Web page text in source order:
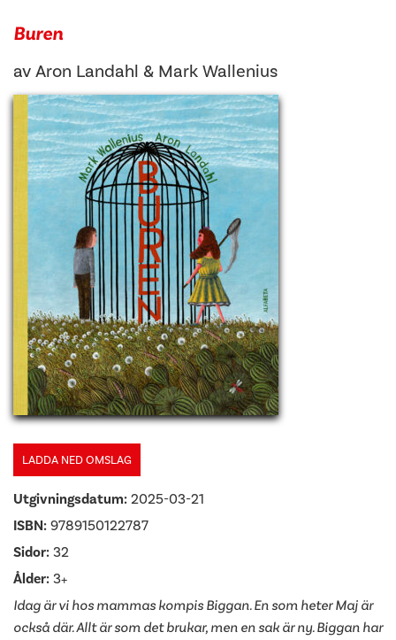
Buren
avAron Landahl & Mark Wallenius
LADDA NED OMSLAG
Utgivningsdatum: 2025-03-21
ISBN: 9789150122787
Sidor: 32
Ålder: 3+
Idag är vi hos mammas kompis Biggan. En som heter Maj är
också där. Allt är som det brukar, men en sak är ny. Biggan har